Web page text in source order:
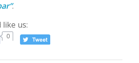
.
like us:
0